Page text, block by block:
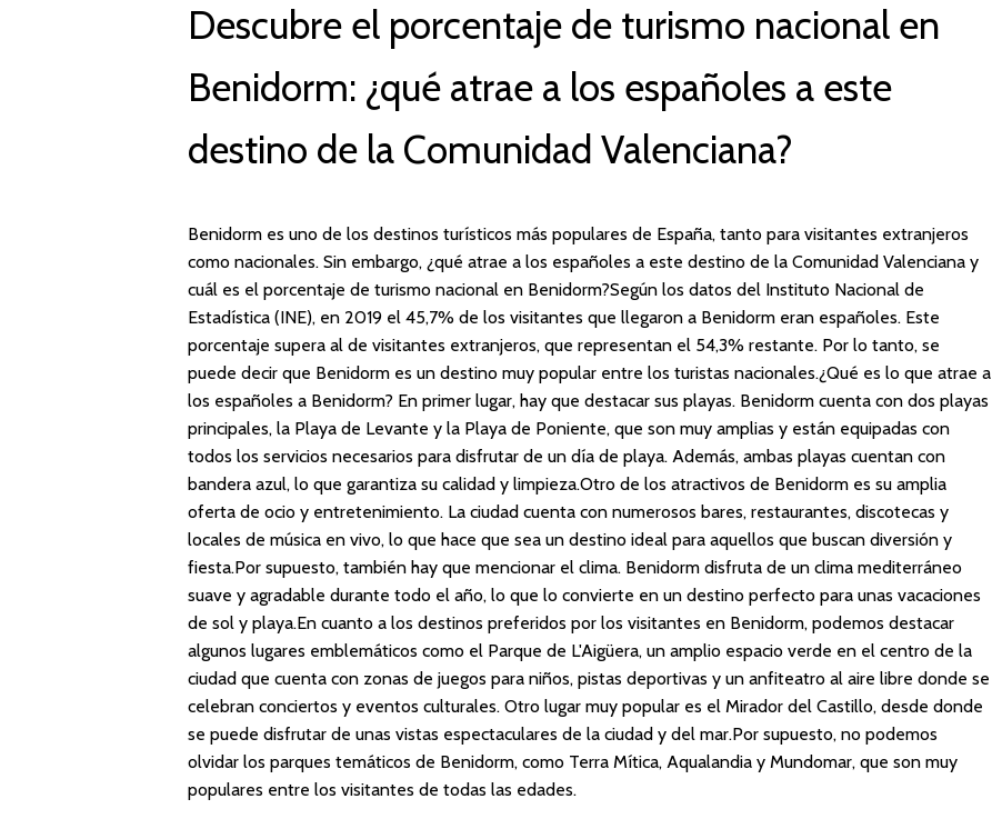
Descubre el porcentaje de turismo nacional en
Benidorm: ¿qué atrae a los españoles a este
destino de la Comunidad Valenciana?
Benidorm es uno de los destinos turísticos más populares de España, tanto para visitantes extranjeros
como nacionales. Sin embargo, ¿qué atrae a los españoles a este destino de la Comunidad Valenciana y
cuál es el porcentaje de turismo nacional en Benidorm?Según los datos del Instituto Nacional de
Estadística (INE), en 2019 el 45,7% de los visitantes que llegaron a Benidorm eran españoles. Este
porcentaje supera al de visitantes extranjeros, que representan el 54,3% restante. Por lo tanto, se
puede decir que Benidorm es un destino muy popular entre los turistas nacionales.¿Qué es lo que atrae a
los españoles a Benidorm? En primer lugar, hay que destacar sus playas. Benidorm cuenta con dos playas
principales, la Playa de Levante y la Playa de Poniente, que son muy amplias y están equipadas con
todos los servicios necesarios para disfrutar de un día de playa. Además, ambas playas cuentan con
bandera azul, lo que garantiza su calidad y limpieza.Otro de los atractivos de Benidorm es su amplia
oferta de ocio y entretenimiento. La ciudad cuenta con numerosos bares, restaurantes, discotecas y
locales de música en vivo, lo que hace que sea un destino ideal para aquellos que buscan diversión y
fiesta.Por supuesto, también hay que mencionar el clima. Benidorm disfruta de un clima mediterráneo
suave y agradable durante todo el año, lo que lo convierte en un destino perfecto para unas vacaciones
de sol y playa.En cuanto a los destinos preferidos por los visitantes en Benidorm, podemos destacar
algunos lugares emblemáticos como el Parque de L'Aigüera, un amplio espacio verde en el centro de la
ciudad que cuenta con zonas de juegos para niños, pistas deportivas y un anfiteatro al aire libre donde se
celebran conciertos y eventos culturales. Otro lugar muy popular es el Mirador del Castillo, desde donde
se puede disfrutar de unas vistas espectaculares de la ciudad y del mar.Por supuesto, no podemos
olvidar los parques temáticos de Benidorm, como Terra Mítica, Aqualandia y Mundomar, que son muy
populares entre los visitantes de todas las edades.